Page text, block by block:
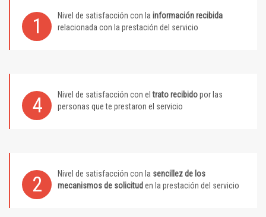
1 Nivel de satisfacción con la información recibida
relacionada con la prestación del servicio
4 Nivel de satisfacción con eltrato recibidopor las
personas que te prestaron el servicio
2 Nivel de satisfacción con la sencillez de los
mecanismos de solicitud en la prestación del servicio